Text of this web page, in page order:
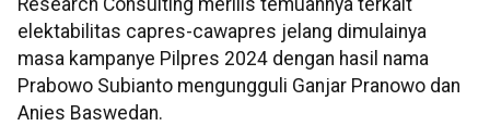
Research Consulting merilis temuannya terkait
elektabilitas capres-cawapres jelang dimulainya
masa kampanye Pilpres 2024 dengan hasil nama
Prabowo Subianto mengungguli Ganjar Pranowo dan
Anies Baswedan.